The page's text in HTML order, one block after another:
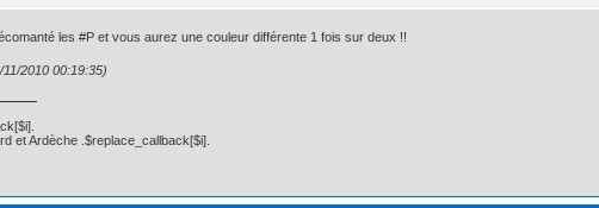
les #P et vous aurez une couleur différente 1 fois sur deux !!
2010 00:19:35)
et Ardèche .$replace_callback[$i].